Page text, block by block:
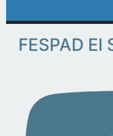
FESPAD El